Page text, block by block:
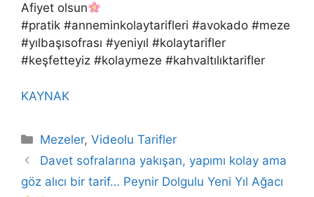
Afiyet olsun
#pratik #anneminkolaytarifleri #avokado #meze
#yılbaşısofrası #yeniyıl #kolaytarifler
#keşfetteyiz #kolaymeze #kahvaltılıktarifler
KAYNAK
Kategoriler
Mezeler,Videolu Tarifler
Davet sofralarına yakışan, yapımı kolay ama
göz alıcı bir tarif… Peynir Dolgulu Yeni Yıl Ağacı